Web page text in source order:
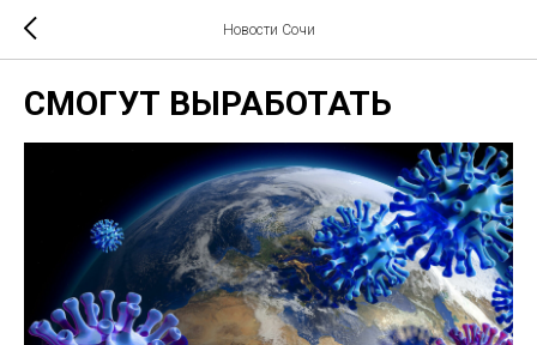
Новости Сочи
СМОГУТ ВЫРАБОТАТЬ